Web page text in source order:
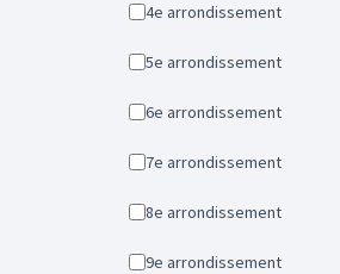
4e arrondissement
5e arrondissement
6e arrondissement
7e arrondissement
8e arrondissement
9e arrondissement